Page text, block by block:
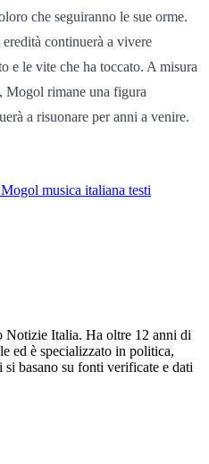
che seguiranno le sue orme.
continuerà a vivere
e le vite che ha toccato. A misura
Mogol rimane una figura
a risuonare per anni a venire.
Mogol musica italiana testi
Notizie Italia. Ha oltre 12 anni di
ed è specializzato in politica,
basano su fonti verificate e dati